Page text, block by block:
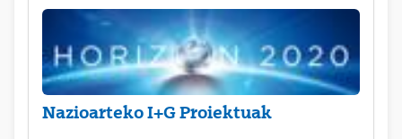
Nazioarteko I+G Proiektuak